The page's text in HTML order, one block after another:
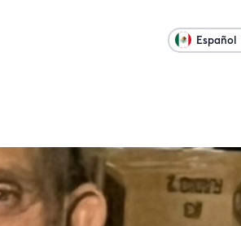
Español